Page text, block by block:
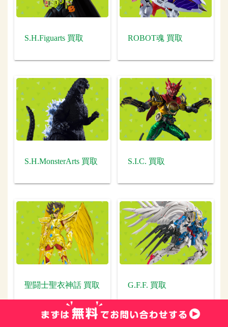
S.H.Figuarts 買取 ROBOT魂 買取
S.H.MonsterArts 買取 S.I.C. 買取
聖闘士聖衣神話 買取 G.F.F. 買取